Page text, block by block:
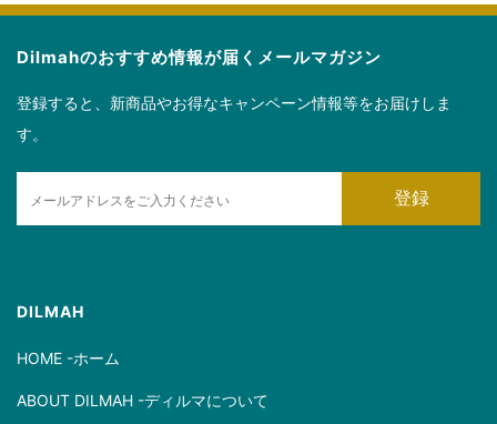
Dilmahのおすすめ情報が届くメールマガジン
登録すると、新商品やお得なキャンペーン情報等をお届けしま
す。
l
登録
DILMAH
HOME -ホーム
ABOUT DILMAH -ディルマについて